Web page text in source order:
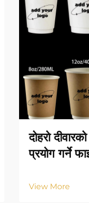
दोहरो
प्रयोग गर्ने
View More